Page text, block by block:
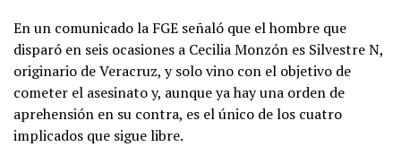
En un comunicado la FGE señaló que el hombre que
disparó en seis ocasiones a Cecilia Monzón es Silvestre N,
originario de Veracruz, y solo vino con el objetivo de
cometer el asesinato y, aunque ya hay una orden de
aprehensión en su contra, es el único de los cuatro
implicados que sigue libre.